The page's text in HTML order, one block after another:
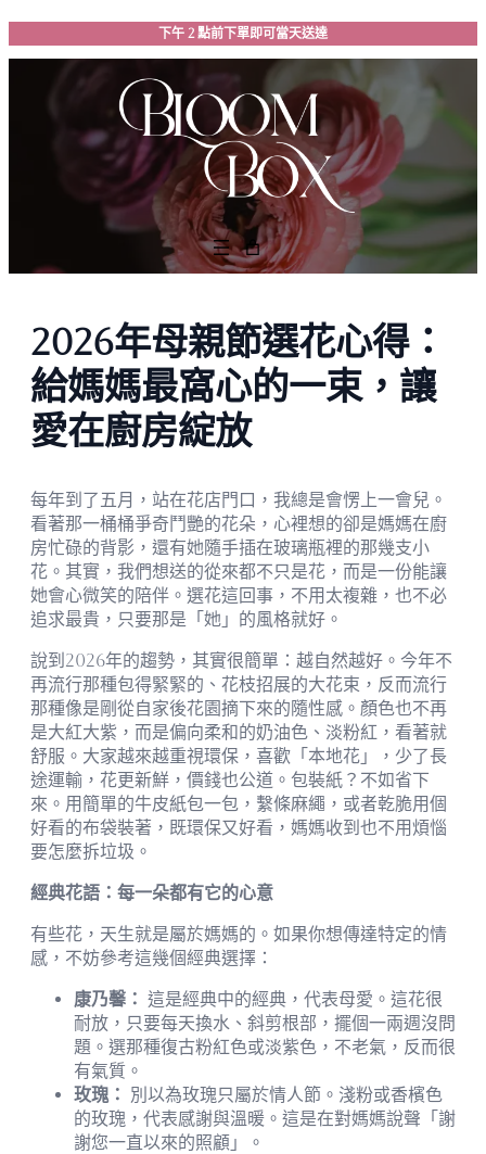
跳
至
下午 2 點前下單即可當天送達
2026年母親節選花心得：
給媽媽最窩心的一束，讓
愛在廚房綻放
每年到了五月，站在花店門口，我總是會愣上一會兒。
看著那一桶桶爭奇鬥艷的花朵，心裡想的卻是媽媽在廚
房忙碌的背影，還有她隨手插在玻璃瓶裡的那幾支小
花。其實，我們想送的從來都不只是花，而是一份能讓
她會心微笑的陪伴。選花這回事，不用太複雜，也不必
追求最貴，只要那是「她」的風格就好。
說到2026年的趨勢，其實很簡單：越自然越好。今年不
再流行那種包得緊緊的、花枝招展的大花束，反而流行
那種像是剛從自家後花園摘下來的隨性感。顏色也不再
是大紅大紫，而是偏向柔和的奶油色、淡粉紅，看著就
舒服。大家越來越重視環保，喜歡「本地花」，少了長
途運輸，花更新鮮，價錢也公道。包裝紙？不如省下
來。用簡單的牛皮紙包一包，繫條麻繩，或者乾脆用個
好看的布袋裝著，既環保又好看，媽媽收到也不用煩惱
要怎麼拆垃圾。
經典花語：每一朵都有它的心意
有些花，天生就是屬於媽媽的。如果你想傳達特定的情
感，不妨參考這幾個經典選擇：
康乃馨： 這是經典中的經典，代表母愛。這花很
耐放，只要每天換水、斜剪根部，擺個一兩週沒問
題。選那種復古粉紅色或淡紫色，不老氣，反而很
有氣質。
玫瑰： 別以為玫瑰只屬於情人節。淺粉或香檳色
的玫瑰，代表感謝與溫暖。這是在對媽媽說聲「謝
謝您一直以來的照顧」。